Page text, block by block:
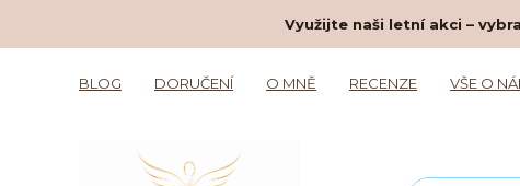
Využijte naši letní akci –
BLOG DORUČENÍ O MNĚ RECENZE VŠE O